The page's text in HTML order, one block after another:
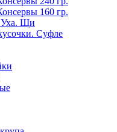
160 гр.
Щи
Суфле